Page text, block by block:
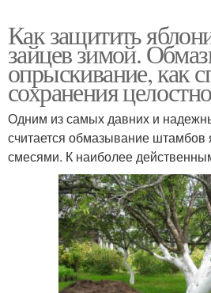
Как защитить
зайцев зимой.
опрыскивание, как
сохранения
Одним из самых давних и
считается обмазывание штамбов
смесями. К наиболее